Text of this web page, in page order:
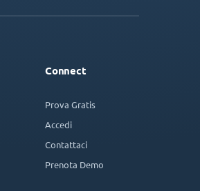
Connect
Prova Gratis
Accedi
Contattaci
Prenota Demo